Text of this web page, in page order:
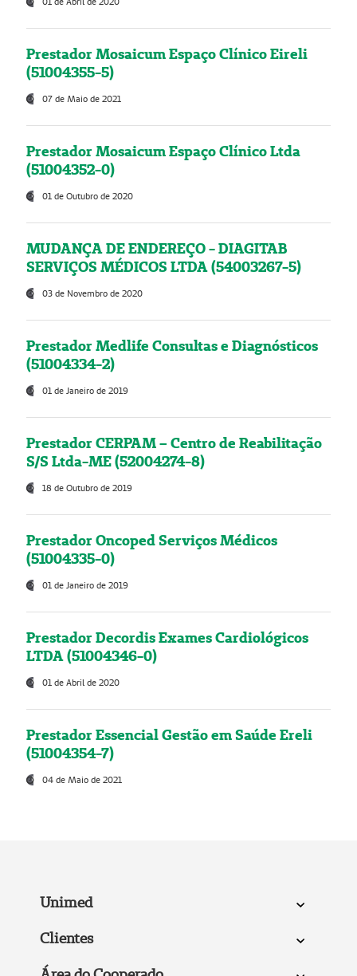
Prestador Mosaicum Espaço Clínico Eireli
(51004355-5)
07 de Maio de 2021
Prestador Mosaicum Espaço Clínico Ltda
(51004352-0)
01 de Outubro de 2020
MUDANÇA DE ENDEREÇO - DIAGITAB
SERVIÇOS MÉDICOS LTDA (54003267-5)
03 de Novembro de 2020
Prestador Medlife Consultas e Diagnósticos
(51004334-2)
01 de Janeiro de 2019
Prestador CERPAM – Centro de Reabilitação
S/S Ltda-ME (52004274-8)
18 de Outubro de 2019
Prestador Oncoped Serviços Médicos
(51004335-0)
01 de Janeiro de 2019
Prestador Decordis Exames Cardiológicos
LTDA (51004346-0)
01 de Abril de 2020
Prestador Essencial Gestão em Saúde Ereli
(51004354-7)
04 de Maio de 2021
Unimed
Clientes